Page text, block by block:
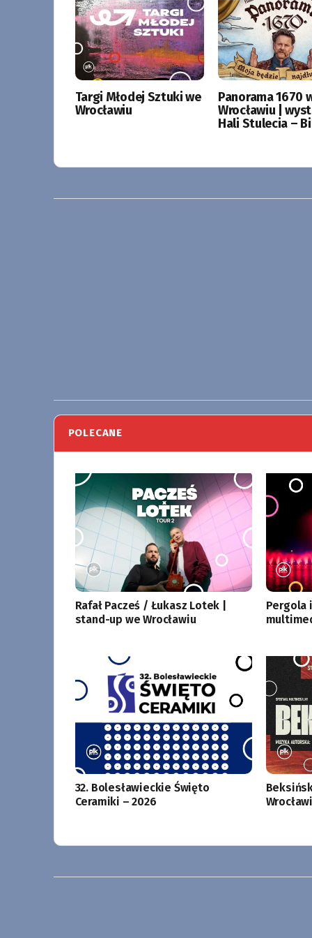
Targi Młodej Sztuki we
Wrocławiu
Panorama 1670
Wrocławiu |
Hali Stulecia –
POLECANE
Rafał Pacześ / Łukasz Lotek |
stand-up we Wrocławiu
Pergola
32. Bolesławieckie Święto
Ceramiki – 2026